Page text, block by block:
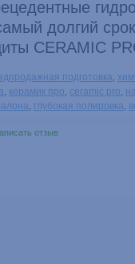
долгий
CERAMIC
подготовка,
, керамик про, ceramic pro,
, глубокая полировка,
отзыв